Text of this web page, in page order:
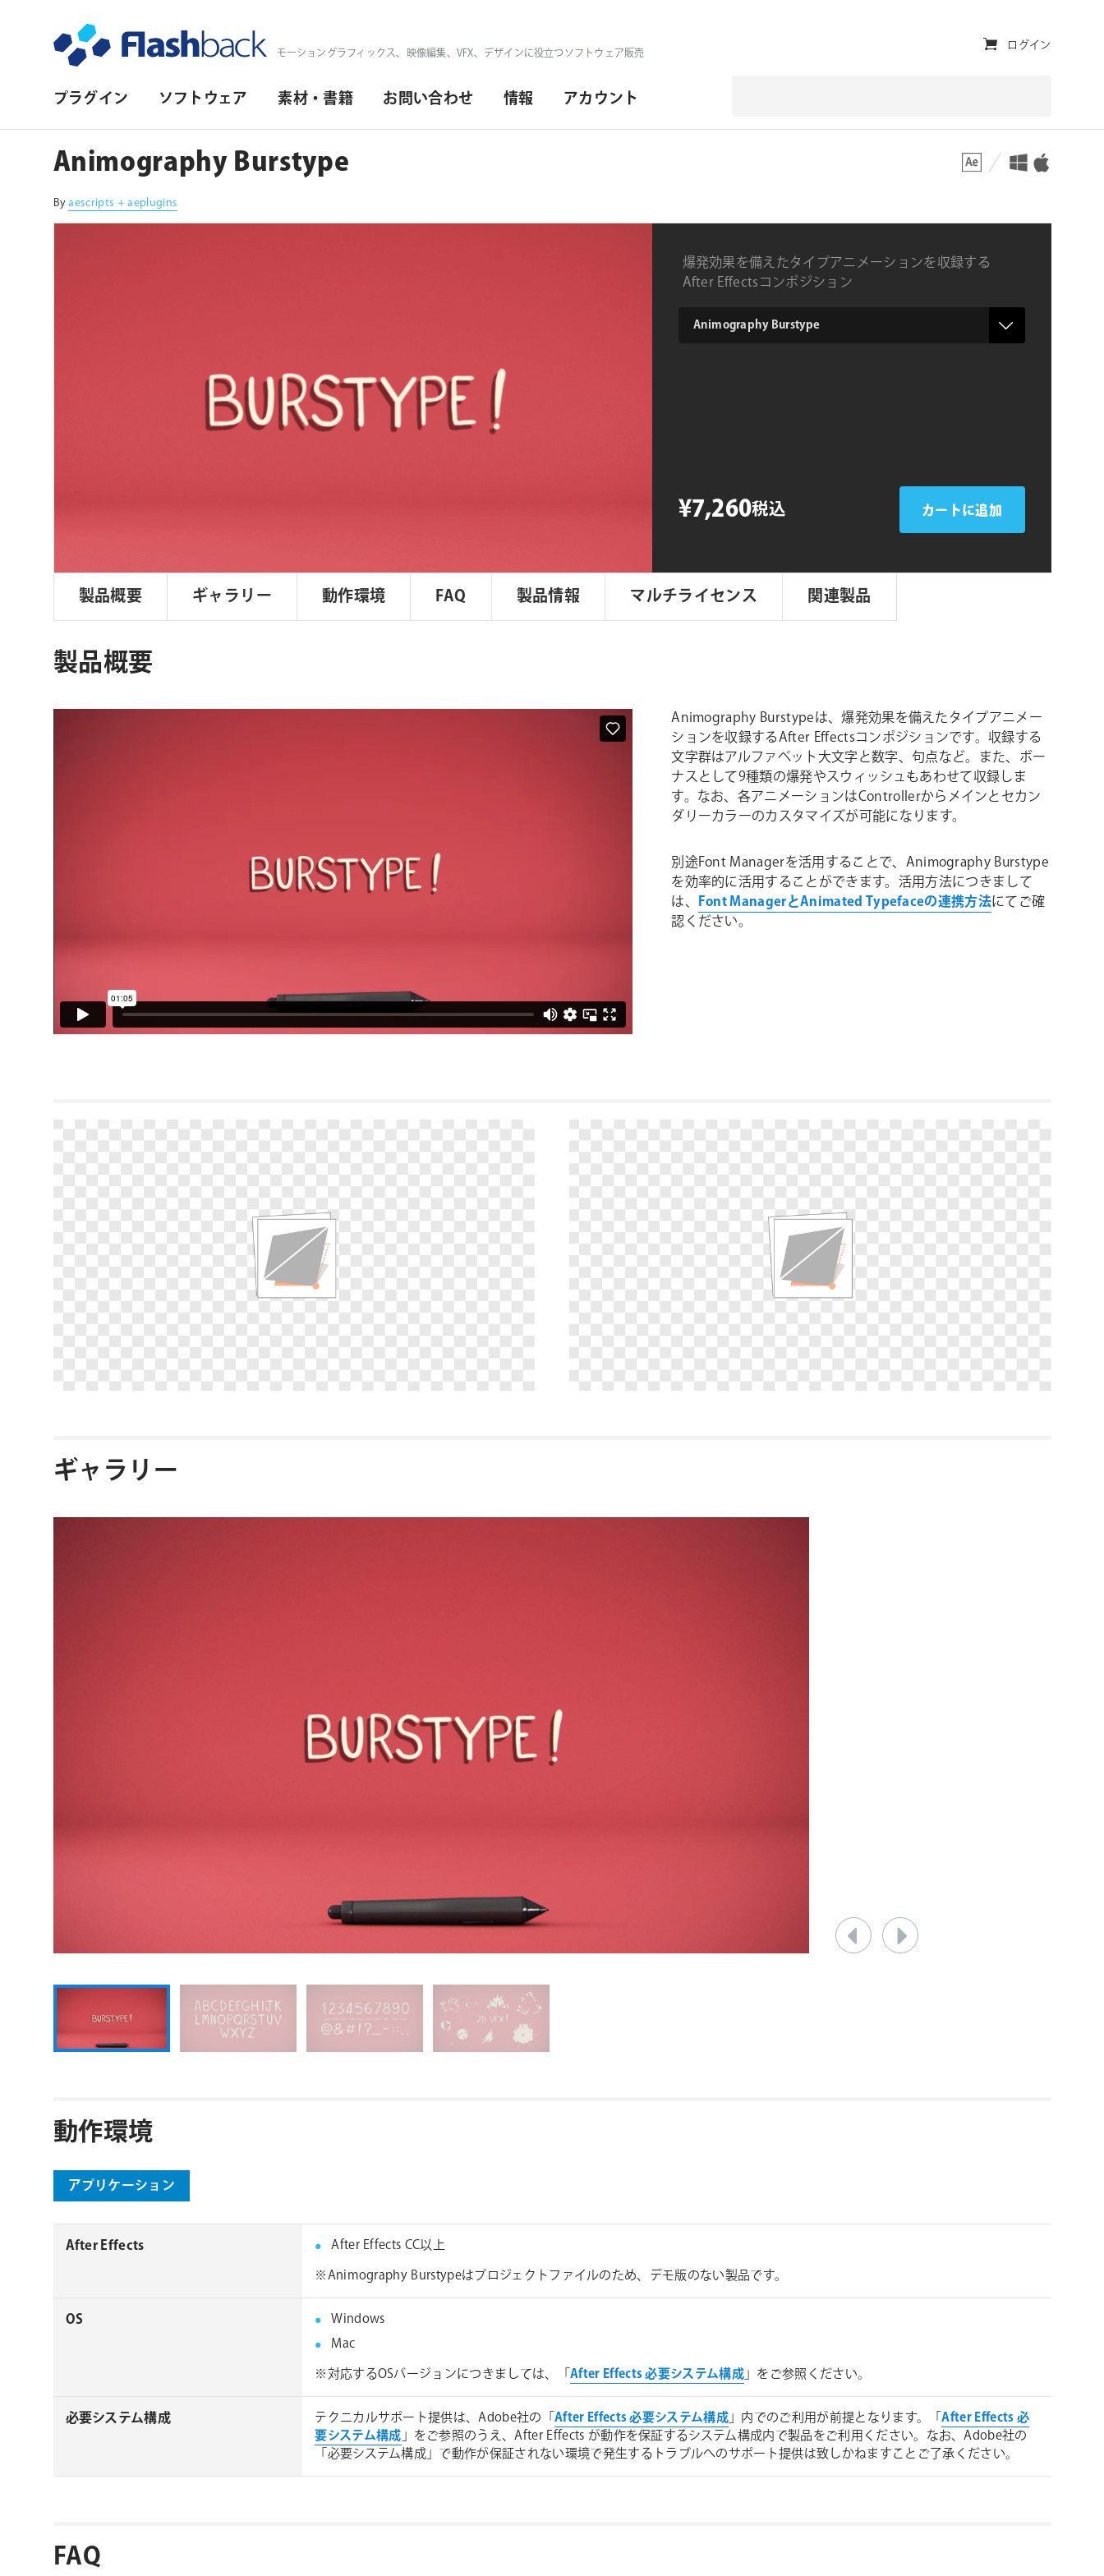
モーショングラフィックス、映像編集、VFX、デザインに役立つソフトウェア販売
プ
イ
マ
リ・
プラグイン ソフトウェア 素材・書籍 お問い合わせ 情報 アカウント
ユ
ィ
リ
ィ・
ナ
ゲ
ー
ログイン
Animography Burstype 対応プラットフォーム 対応OS
Byaescripts + aeplugins
爆発効果を備えたタイプアニメーションを収録する
After Effectsコンポジション
product
¥7,260税込 カートに追加
製品概要 ギャラリー 動作環境 FAQ 製品情報 マルチライセンス 関連製品
製品概要
Animography Burstypeは、爆発効果を備えたタイプアニメー
ションを収録するAfter Effectsコンポジションです。収録する
文字群はアルファベット大文字と数字、句点など。また、ボー
ナスとして9種類の爆発やスウィッシュもあわせて収録しま
す。なお、各アニメーションはControllerからメインとセカン
ダリーカラーのカスタマイズが可能になります。
別途Font Managerを活用することで、Animography Burstype
を効率的に活用することができます。活用方法につきまして
は、 Font ManagerとAnimated Typefaceの連携方法にてご確
認ください。
ギャラリー
動作環境
アプリケーション
After Effects
After Effects CC以上
※Animography Burstypeはプロジェクトファイルのため、デモ版のない製品です。
OS
Windows
Mac
※対応するOSバージョンにつきましては、「After Effects 必要システム構成」をご参照ください。
必要システム構成 テクニカルサポート提供は、Adobe社の「After Effects 必要システム構成」内でのご利用が前提となります。「After Effects 必
要システム構成」をご参照のうえ、After Effects が動作を保証するシステム構成内で製品をご利用ください。なお、Adobe社の
「必要システム構成」で動作が保証されない環境で発生するトラブルへのサポート提供は致しかねますことご了承ください。
FAQ